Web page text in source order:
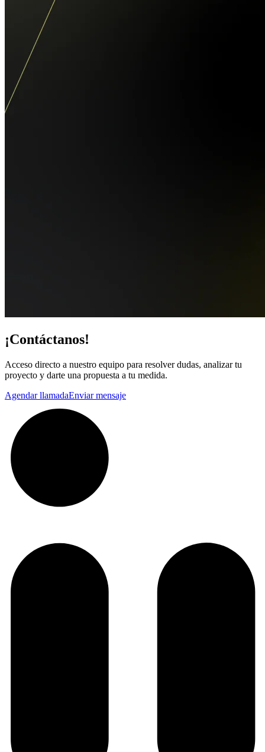
¡Contáctanos!
Acceso directo a nuestro equipo para resolver dudas, analizar tu
proyecto y darte una propuesta a tu medida.
Agendar llamadaEnviar mensaje